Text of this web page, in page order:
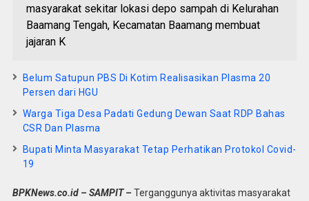
masyarakat sekitar lokasi depo sampah di Kelurahan
Baamang Tengah, Kecamatan Baamang membuat
jajaran K
Belum Satupun PBS Di Kotim Realisasikan Plasma 20
Persen dari HGU
Warga Tiga Desa Padati Gedung Dewan Saat RDP Bahas
CSR Dan Plasma
Bupati Minta Masyarakat Tetap Perhatikan Protokol Covid-
19
BPKNews.co.id – SAMPIT – Terganggunya aktivitas masyarakat